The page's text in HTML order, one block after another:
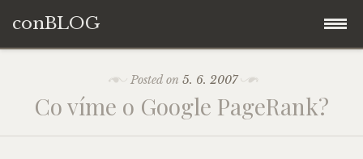
conBLOG
content
Posted on5. 6. 2007
Co víme o Google PageRank?